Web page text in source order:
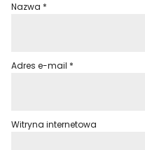
Nazwa *
Adres e-mail *
Witryna internetowa